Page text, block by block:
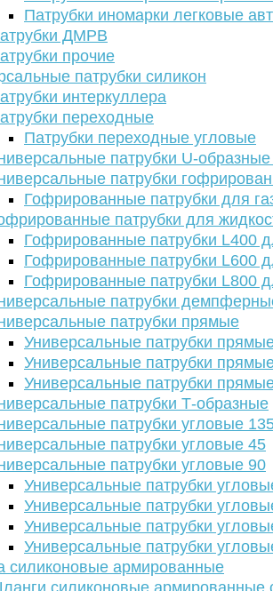
Патрубки иномарки легковые
ДМРВ
прочие
патрубки силикон
интеркуллера
переходные
Патрубки переходные угловые
патрубки U-
патрубки
Гофрированные патрубки для
патрубки для
Гофрированные патрубки L400
Гофрированные патрубки L600
Гофрированные патрубки L800
патрубки
патрубки прямые
Универсальные патрубки
Универсальные патрубки
Универсальные патрубки
патрубки Т-образные
патрубки угловые
патрубки угловые 45
патрубки угловые 90
Универсальные патрубки
Универсальные патрубки
Универсальные патрубки
Универсальные патрубки
силиконовые армированные
силиконовые армированные